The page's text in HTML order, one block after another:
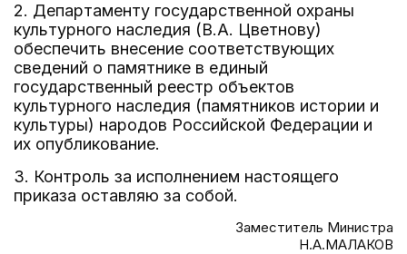
2. Департаменту государственной охраны
культурного наследия (В.А. Цветнову)
обеспечить внесение соответствующих
сведений о памятнике в единый
государственный реестр объектов
культурного наследия (памятников истории и
культуры) народов Российской Федерации и
их опубликование.
3. Контроль за исполнением настоящего
приказа оставляю за собой.
Заместитель Министра
Н.А.МАЛАКОВ